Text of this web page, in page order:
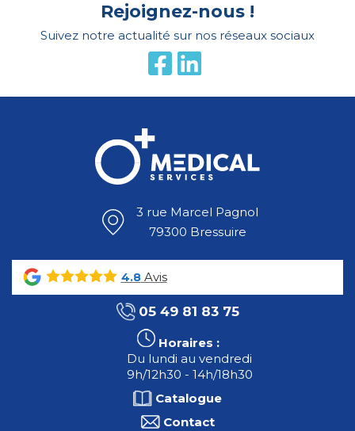
Rejoignez-nous !
Suivez notre actualité sur nos réseaux sociaux
3 rue Marcel Pagnol
79300 Bressuire
4.8Avis
05 49 81 83 75
Horaires :
Du lundi au vendredi
9h/12h30 - 14h/18h30
Catalogue
Contact